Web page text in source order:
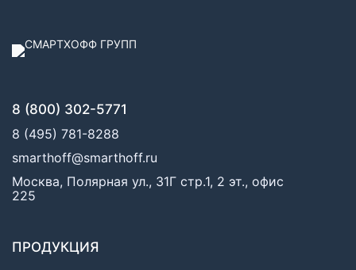
8 (800) 302-5771
8 (495) 781-8288
smarthoff@smarthoff.ru
Москва, Полярная ул., 31Г стр.1, 2 эт., офис
225
ПРОДУКЦИЯ